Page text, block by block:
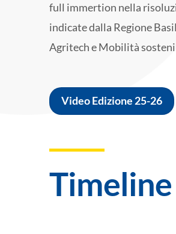
full immertion nella
indicate dalla Regione
Agritech e Mobilità
Video Edizione 25-26
Timeline